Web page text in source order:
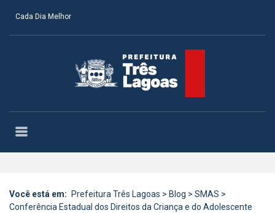
Cada Dia Melhor
Você está em: Prefeitura Três Lagoas > Blog > SMAS >
Conferência Estadual dos Direitos da Criança e do Adolescente